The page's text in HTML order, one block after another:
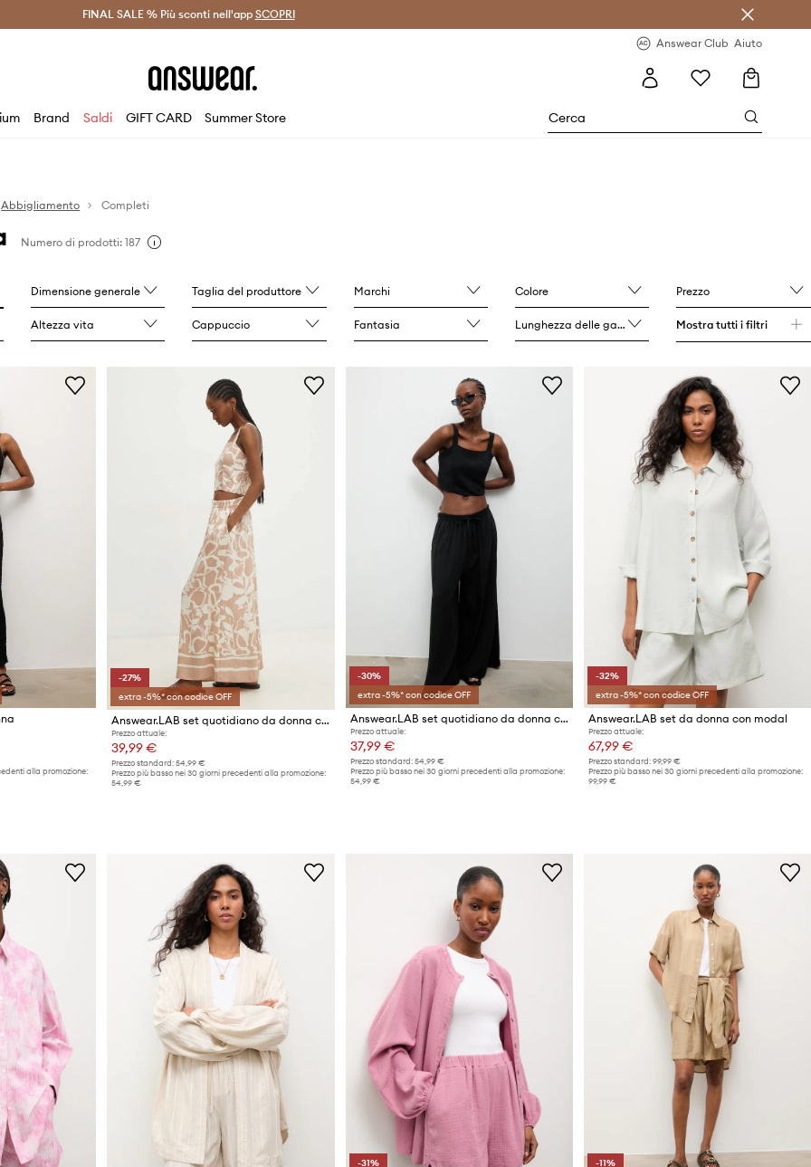
Answear Club > Spedizione entro 24 ore >
FINAL SALE % Più sconti nell'app SCOPRI
Answear Club Aiuto
Brand Saldi GIFT CARD Summer Store
Abbigliamento Completi
Numero di prodotti: 187
Dimensione generale Taglia del produttore Marchi Colore Prezzo
Altezza vita Cappuccio Fantasia Lunghezza delle gambe Mostra tutti i filtri
alla promozione:
-27%
extra -5%* con codice OFF
Answear.LAB set quotidiano da donna con viscosa
Prezzo attuale:
39,99 €
Prezzo standard: 54,99 €
Prezzo più basso nei 30 giorni precedenti alla promozione:
54,99 €
-30%
extra -5%* con codice OFF
Answear.LAB set quotidiano da donna con viscosa
Prezzo attuale:
37,99 €
Prezzo standard: 54,99 €
Prezzo più basso nei 30 giorni precedenti alla promozione:
54,99 €
-32%
extra -5%* con codice OFF
Answear.LAB set da donna con modal
Prezzo attuale:
67,99 €
Prezzo standard: 99,99 €
Prezzo più basso nei 30 giorni precedenti alla promozione:
99,99 €
-31%
-11%